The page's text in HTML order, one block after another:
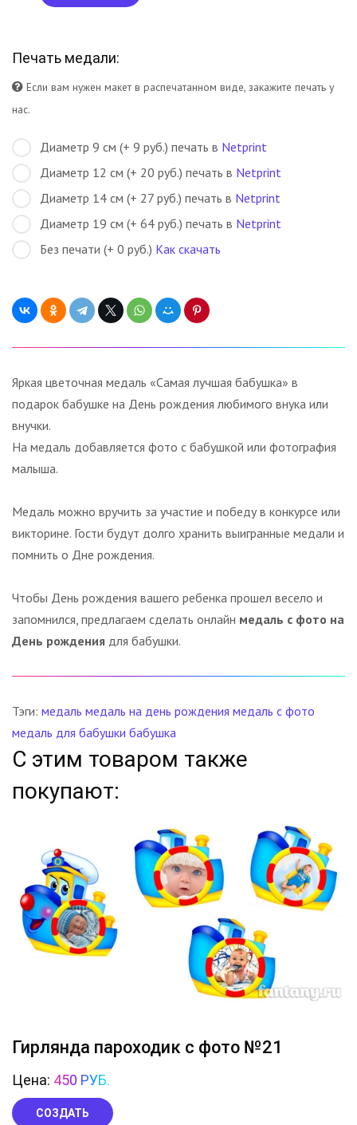
Печать медали:
Если вам нужен макет в распечатанном виде, закажите печать у
нас.
Диаметр 9 см (+ 9 руб.) печать в Netprint
Диаметр 12 см (+ 20 руб.) печать в Netprint
Диаметр 14 см (+ 27 руб.) печать в Netprint
Диаметр 19 см (+ 64 руб.) печать в Netprint
Без печати (+ 0 руб.) Как скачать
Яркая цветочная медаль «Самая лучшая бабушка» в
подарок бабушке на День рождения любимого внука или
внучки.
На медаль добавляется фото с бабушкой или фотография
малыша.
Медаль можно вручить за участие и победу в конкурсе или
викторине. Гости будут долго хранить выигранные медали и
помнить о Дне рождения.
Чтобы День рождения вашего ребенка прошел весело и
запомнился, предлагаем сделать онлайн медаль с фото на
День рождения для бабушки.
Тэги: медаль медаль на день рождения медаль с фото
медаль для бабушки бабушка
С этим товаром также
покупают:
Гирлянда пароходик с фото №21
Цена: 450 РУБ.
СОЗДАТЬ